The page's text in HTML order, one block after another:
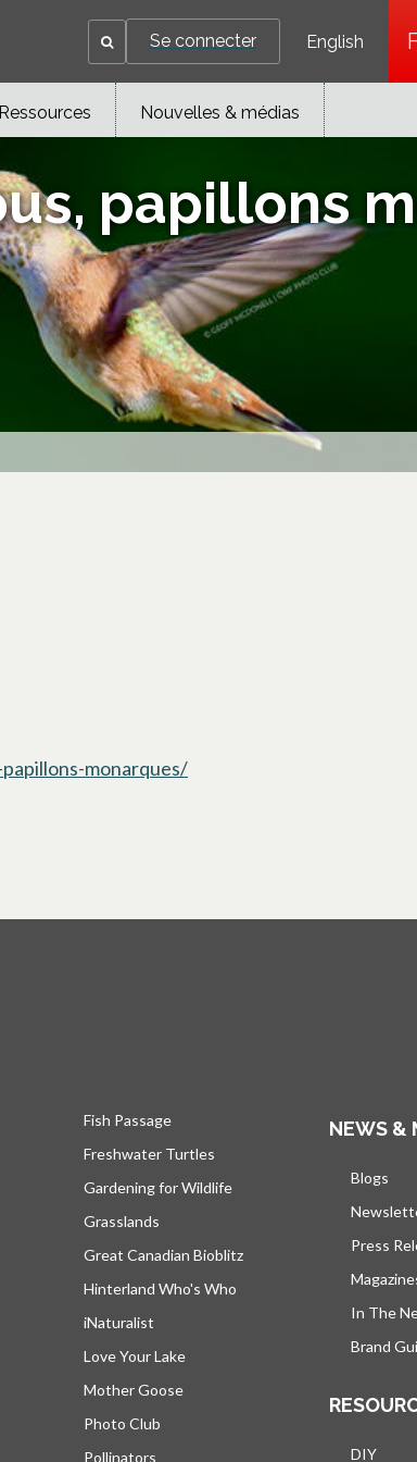
Se connecter English
Ressources Nouvelles & médias
papillons
monarques/
Fish Passage
Freshwater Turtles
Gardening for Wildlife
Grasslands
Great Canadian Bioblitz
Hinterland Who's Who
iNaturalist
Love Your Lake
Mother Goose
Photo Club
Pollinators
NEWS &
Blogs
Press
In The
Brand
DIY